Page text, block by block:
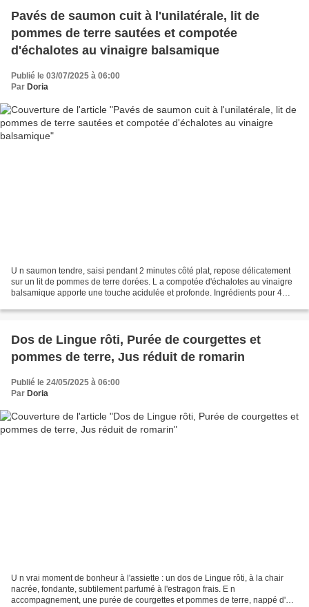
Pavés de saumon cuit à l'unilatérale, lit de
pommes de terre sautées et compotée
d'échalotes au vinaigre balsamique
Publié le 03/07/2025 à 06:00
Par Doria
U n saumon tendre, saisi pendant 2 minutes côté plat, repose délicatement
sur un lit de pommes de terre dorées. L a compotée d'échalotes au vinaigre
balsamique apporte une touche acidulée et profonde. Ingrédients pour 4
Dos de Lingue rôti, Purée de courgettes et
pommes de terre, Jus réduit de romarin
Publié le 24/05/2025 à 06:00
Par Doria
U n vrai moment de bonheur à l'assiette : un dos de Lingue rôti, à la chair
nacrée, fondante, subtilement parfumé à l'estragon frais. E n
accompagnement, une purée de courgettes et pommes de terre, nappé d'un